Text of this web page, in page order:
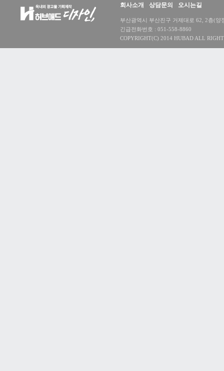
회사소개 상담문의 오시는길
부산광역시 부산진구 거제대로 62, 2층(양
긴급전화번호 : 051-558-8860
COPYRIGHT(C) 2014 HUBAD ALL